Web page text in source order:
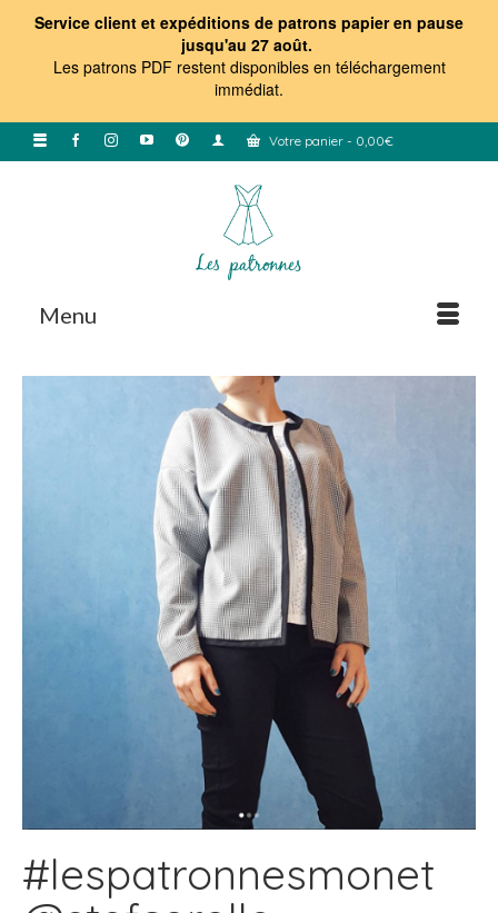
Service client et expéditions de patrons papier en pause
jusqu'au 27 août.
Les patrons PDF restent disponibles en téléchargement
immédiat.
Votre panier - 0,00€
Menu
#lespatronnesmonet